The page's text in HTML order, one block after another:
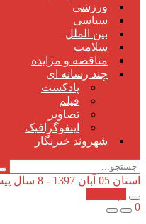
ورزشی
سیاسی
بین الملل
سلامت
مناقصه و مزایده
چند رسانه ای
پادکست
فیلم
تصاویر
اینفوگرافیک
شهروند خبرنگار
استان 05 آبان 1397 - 8 سال پیش
0